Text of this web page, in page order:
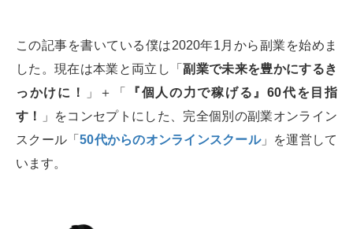
この記事を書いている僕は2020年1月から副業を始めま
した。現在は本業と両立し「副業で未来を豊かにするき
っかけに！
」＋「
『個人の力で稼げる』60代を目指
す！
」をコンセプトにした、完全個別の副業オンライン
スクール「50代からのオンラインスクール」を運営して
います。